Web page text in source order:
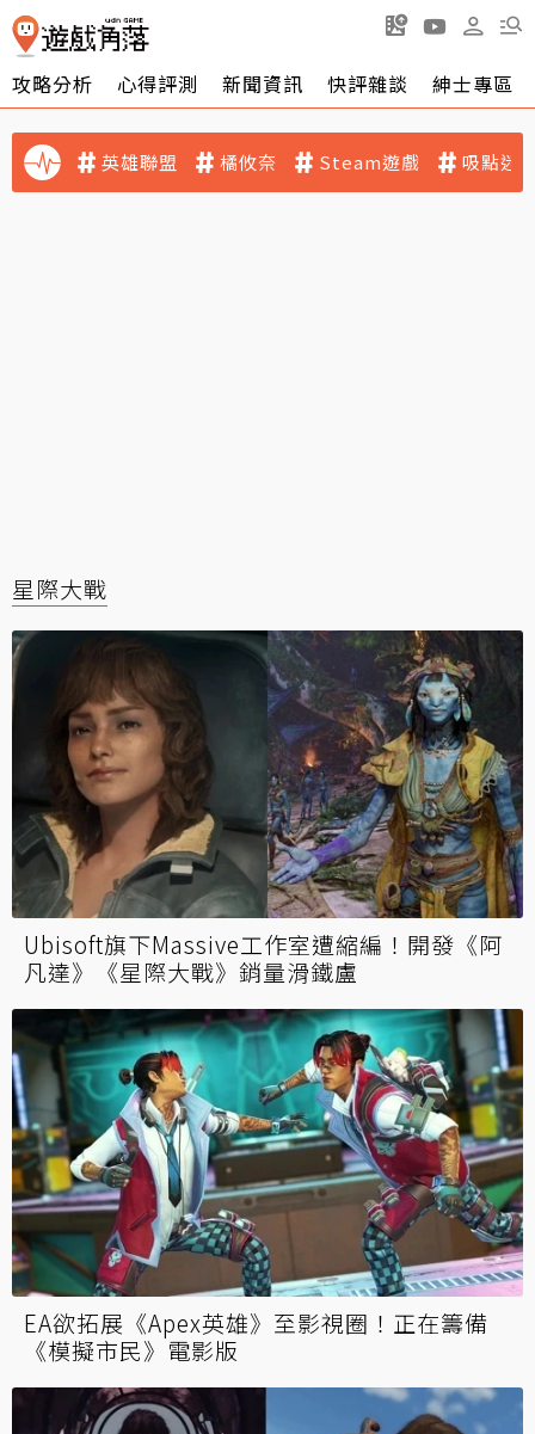
攻略分析 心得評測 新聞資訊 快評雜談 紳士專區
英雄聯盟 橘攸奈 Steam遊戲 吸點迷
星際大戰
Ubisoft旗下Massive工作室遭縮編！開發《阿
凡達》《星際大戰》銷量滑鐵盧
EA欲拓展《Apex英雄》至影視圈！正在籌備
《模擬市民》電影版